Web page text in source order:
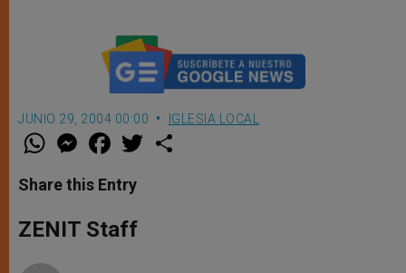
JUNIO 29, 2004 00:00 IGLESIA LOCAL
W
t
s
p
p
M
e
s
e
g
e
F
a
e
b
o
k
w
Share this Entry
ZENIT Staff